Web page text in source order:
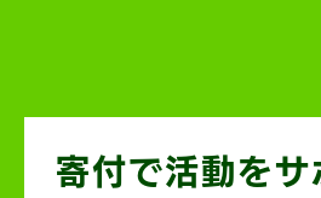
寄付で活動をサ